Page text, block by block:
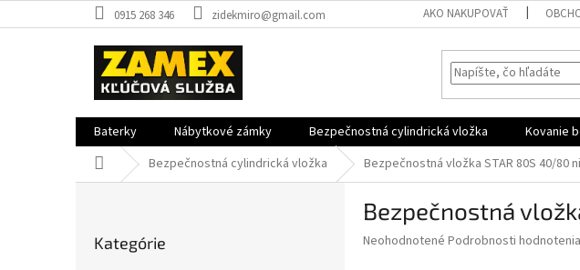
na
0915 268 346 zidekmiro@gmail.com AKO NAKUPOVAŤ
Baterky Nábytkové zámky Bezpečnostná cylindrická vložka Kovanie
DomovBezpečnostná cylindrická vložka Bezpečnostná vložka STAR 80S 40/80
kategórie
Kategórie
Bezpečnostná
Priemerné
Neohodnotené Podrobnosti hodnotenia